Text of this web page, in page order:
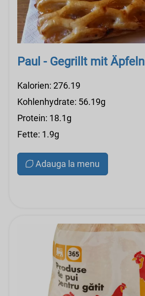
Paul - Gegrillt mit Äpfeln
Kalorien: 276.19
Kohlenhydrate: 56.19g
Protein: 18.1g
Fette: 1.9g
Adauga la menu